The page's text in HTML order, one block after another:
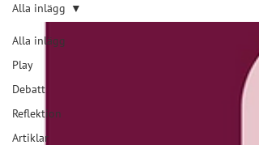
Alla inlägg
Play
Debatt
Reflektion
Artiklar
Alla inlägg